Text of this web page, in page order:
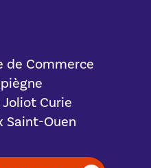
de Commerce
Joliot Curie
Saint-Ouen